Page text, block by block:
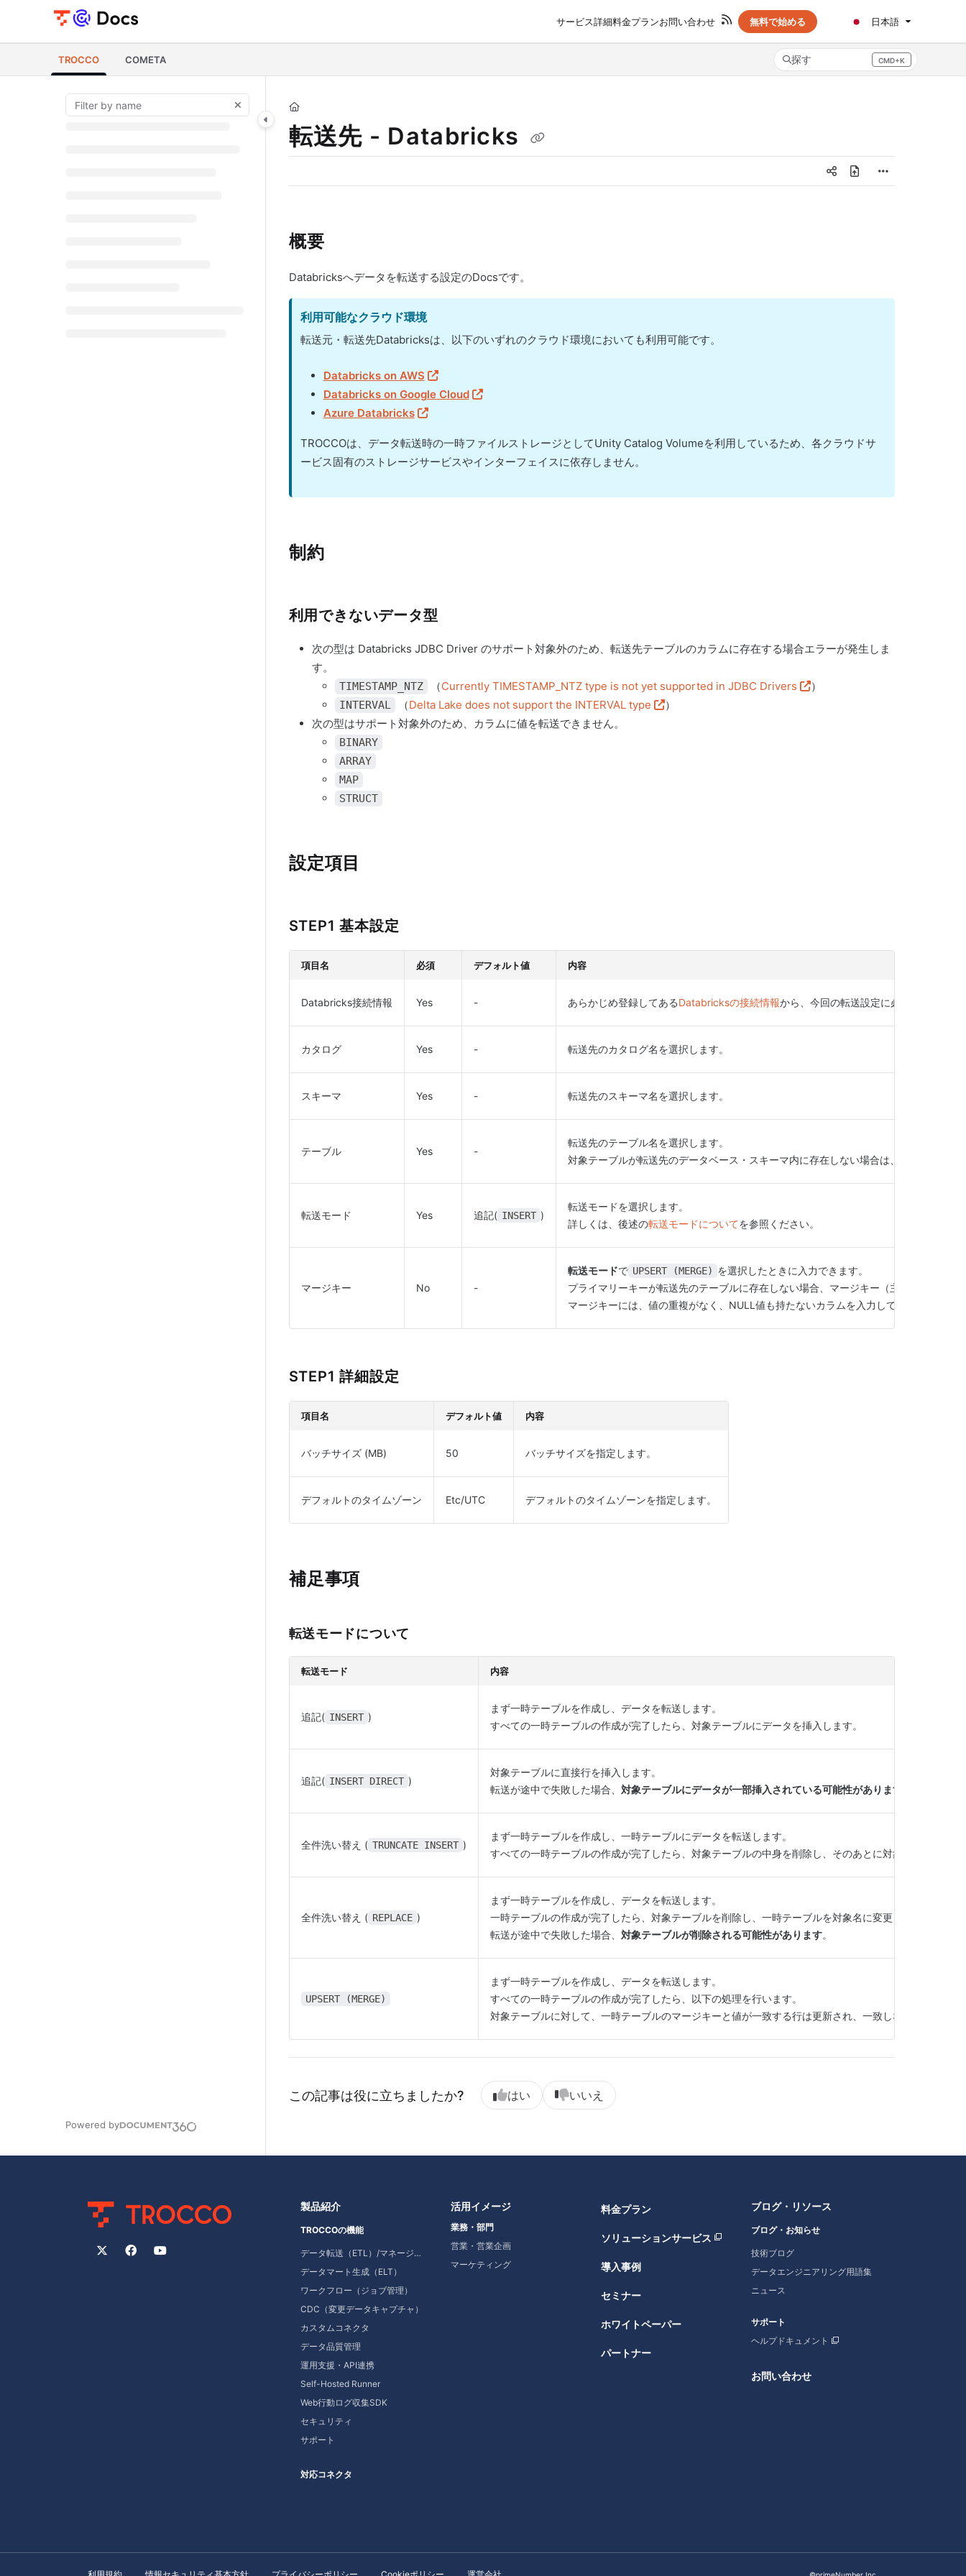
Documentation Index
Use this file to discover all available pages before exploring further.
サービス詳細料金プランお問い合わせ 無料で始める 日本語
TROCCO COMETA 探す CMD+K
Press CMD+K to open search
Powered by
転送先 - Databricks
概要
Databricksへデータを転送する設定のDocsです。
利用可能なクラウド環境
転送元・転送先Databricksは、以下のいずれのクラウド環境においても利用可能です。
Databricks on AWS
Databricks on Google Cloud
Azure Databricks
TROCCOは、データ転送時の一時ファイルストレージとしてUnity Catalog Volumeを利用しているため、各クラウドサ
ービス固有のストレージサービスやインターフェイスに依存しません。
制約
利用できないデータ型
次の型は Databricks JDBC Driver のサポート対象外のため、転送先テーブルのカラムに存在する場合エラーが発生しま
す。
TIMESTAMP_NTZ （Currently TIMESTAMP_NTZ type is not yet supported in JDBC Drivers ）
INTERVAL （Delta Lake does not support the INTERVAL type
）
次の型はサポート対象外のため、カラムに値を転送できません。
BINARY
ARRAY
MAP
STRUCT
設定項目
STEP1 基本設定
項目名 必須 デフォルト値 内容
Databricks接続情報 Yes - あらかじめ登録してあるDatabricksの接続情報から、今回の転送設定に必要な権限を持
カタログ Yes - 転送先のカタログ名を選択します。
スキーマ Yes - 転送先のスキーマ名を選択します。
テーブル Yes -
転送先のテーブル名を選択します。
対象テーブルが転送先のデータベース・スキーマ内に存在しない場合は、自動的に作成
転送モード Yes 追記( INSERT )
転送モードを選択します。
詳しくは、後述の転送モードについてを参照ください。
マージキー No -
転送モードで UPSERT (MERGE) を選択したときに入力できます。
プライマリーキーが転送先のテーブルに存在しない場合、マージキー（主キー）扱い
マージキーには、値の重複がなく、NULL値も持たないカラムを入力してください。
STEP1 詳細設定
項目名 デフォルト値 内容
バッチサイズ (MB) 50 バッチサイズを指定します。
デフォルトのタイムゾーン Etc/UTC デフォルトのタイムゾーンを指定します。
補足事項
転送モードについて
転送モード 内容
追記( INSERT )
まず一時テーブルを作成し、データを転送します。
すべての一時テーブルの作成が完了したら、対象テーブルにデータを挿入します。
追記( INSERT DIRECT )
対象テーブルに直接行を挿入します。
転送が途中で失敗した場合、 対象テーブルにデータが一部挿入されている可能性があります。
全件洗い替え ( TRUNCATE INSERT )
まず一時テーブルを作成し、一時テーブルにデータを転送します。
すべての一時テーブルの作成が完了したら、対象テーブルの中身を削除し、そのあとに対象テーブルに
全件洗い替え ( REPLACE )
まず一時テーブルを作成し、データを転送します。
一時テーブルの作成が完了したら、対象テーブルを削除し、一時テーブルを対象名に変更します。
転送が途中で失敗した場合、 対象テーブルが削除される可能性があります。
UPSERT (MERGE)
まず一時テーブルを作成し、データを転送します。
すべての一時テーブルの作成が完了したら、以下の処理を行います。
対象テーブルに対して、一時テーブルのマージキーと値が一致する行は更新され、一致しない行は挿入さ
この記事は役に立ちましたか? はい いいえ
製品紹介
TROCCOの機能
データ転送（ETL）/マネージドデータ転送
データマート生成（ELT）
ワークフロー（ジョブ管理）
CDC（変更データキャプチャ）
カスタムコネクタ
データ品質管理
運用支援・API連携
Self-Hosted Runner
Web行動ログ収集SDK
セキュリティ
サポート
対応コネクタ
活用イメージ
業務・部門
営業・営業企画
マーケティング
料金プラン
ソリューションサービス
導入事例
セミナー
ホワイトペーパー
パートナー
ブログ・リソース
ブログ・お知らせ
技術ブログ
データエンジニアリング用語集
ニュース
サポート
ヘルプドキュメント
お問い合わせ